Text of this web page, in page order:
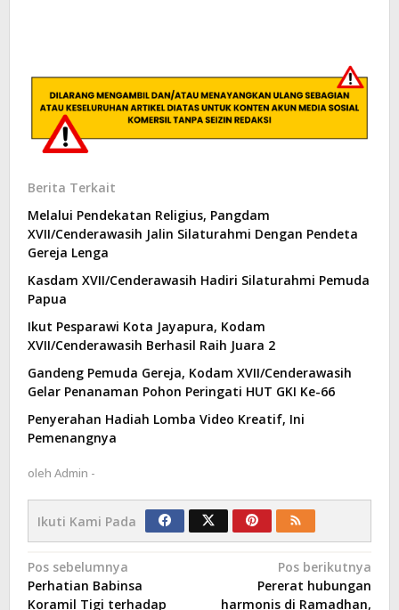
Berita Terkait
Melalui Pendekatan Religius, Pangdam
XVII/Cenderawasih Jalin Silaturahmi Dengan Pendeta
Gereja Lenga
Kasdam XVII/Cenderawasih Hadiri Silaturahmi Pemuda
Papua
Ikut Pesparawi Kota Jayapura, Kodam
XVII/Cenderawasih Berhasil Raih Juara 2
Gandeng Pemuda Gereja, Kodam XVII/Cenderawasih
Gelar Penanaman Pohon Peringati HUT GKI Ke-66
Penyerahan Hadiah Lomba Video Kreatif, Ini
Pemenangnya
oleh Admin -
Ikuti Kami Pada
Navigasi
pos
Pos sebelumnya
Perhatian Babinsa
Koramil Tigi terhadap
Pos berikutnya
Pererat hubungan
harmonis di Ramadhan,